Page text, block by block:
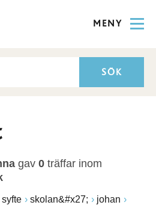
MENY
gav 0 träffar inom
syfte skolan&#x27; johan